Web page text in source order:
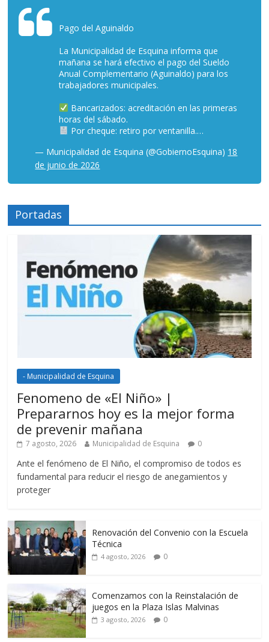
Pago del Aguinaldo
La Municipalidad de Esquina informa que
mañana se hará efectivo el pago del Sueldo
Anual Complementario (Aguinaldo) para los
trabajadores municipales.
Bancarizados: acreditación en las primeras
horas del sábado.
Por cheque: retiro por ventanilla.…
— Municipalidad de Esquina (@GobiernoEsquina) 18
de junio de 2026
Portadas
- Municipalidad de Esquina
Fenomeno de «El Niño» |
Prepararnos hoy es la mejor forma
de prevenir mañana
7 agosto, 2026 Municipalidad de Esquina 0
Ante el fenómeno de El Niño, el compromiso de todos es
fundamental para reducir el riesgo de anegamientos y
proteger
Renovación del Convenio con la Escuela
Técnica
4 agosto, 2026 0
Comenzamos con la Reinstalación de
juegos en la Plaza Islas Malvinas
3 agosto, 2026 0